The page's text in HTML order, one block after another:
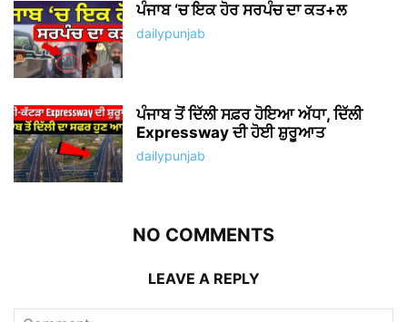
ਪੰਜਾਬ ‘ਚ ਇਕ ਹੋਰ ਸਰਪੰਚ ਦਾ ਕਤ+ਲ
dailypunjab
ਪੰਜਾਬ ਤੋਂ ਦਿੱਲੀ ਸਫ਼ਰ ਹੋਇਆ ਅੱਧਾ, ਦਿੱਲੀ
Expressway ਦੀ ਹੋਈ ਸ਼ੁਰੂਆਤ
dailypunjab
NO COMMENTS
LEAVE A REPLY